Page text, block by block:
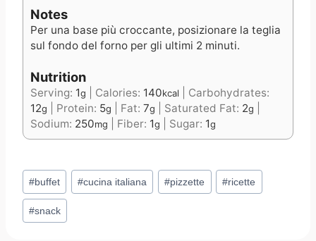
Notes
Per una base più croccante, posizionare la teglia
sul fondo del forno per gli ultimi 2 minuti.
Nutrition
Serving: 1g Calories: 140kcal
Carbohydrates:
12g Protein: 5g Fat: 7g Saturated Fat: 2g
Sodium: 250mg Fiber: 1g Sugar: 1g
Post
Tags:
#buffet #cucina italiana #pizzette #ricette
#snack